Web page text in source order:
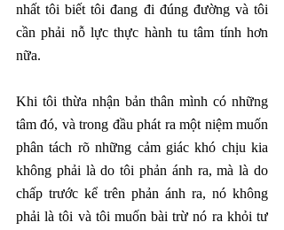
nhất tôi biết tôi đang đi đúng đường và tôi
cần phải nỗ lực thực hành tu tâm tính hơn
nữa.
Khi tôi thừa nhận bản thân mình có những
tâm đó, và trong đầu phát ra một niệm muốn
phân tách rõ những cảm giác khó chịu kia
không phải là do tôi phản ánh ra, mà là do
chấp trước kể trên phản ánh ra, nó không
phải là tôi và tôi muốn bài trừ nó ra khỏi tư